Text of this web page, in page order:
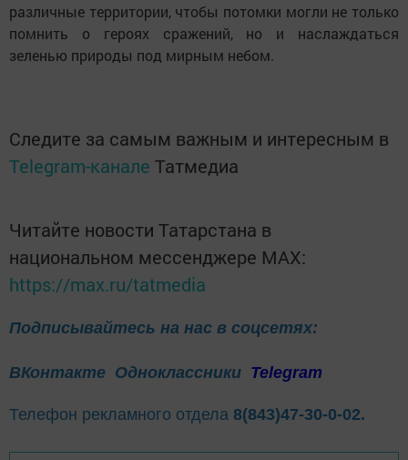
различные территории, чтобы потомки могли не только
помнить о героях сражений, но и наслаждаться
зеленью природы под мирным небом.
Следите за самым важным и интересным в
Telegram-канале Татмедиа
Читайте новости Татарстана в
национальном мессенджере MАХ:
https://max.ru/tatmedia
Подписывайтесь на нас в соцсетях:
ВКонтакте Одноклассники Telegram
Телефон рекламного отдела 8(843)47-30-0-02.